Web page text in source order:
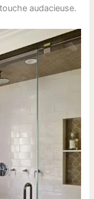
audacieuse.